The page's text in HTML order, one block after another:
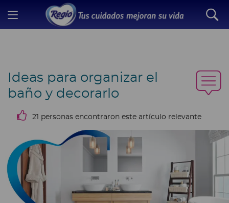
Ideas para organizar el
baño y decorarlo
21 personas encontraron este artículo relevante